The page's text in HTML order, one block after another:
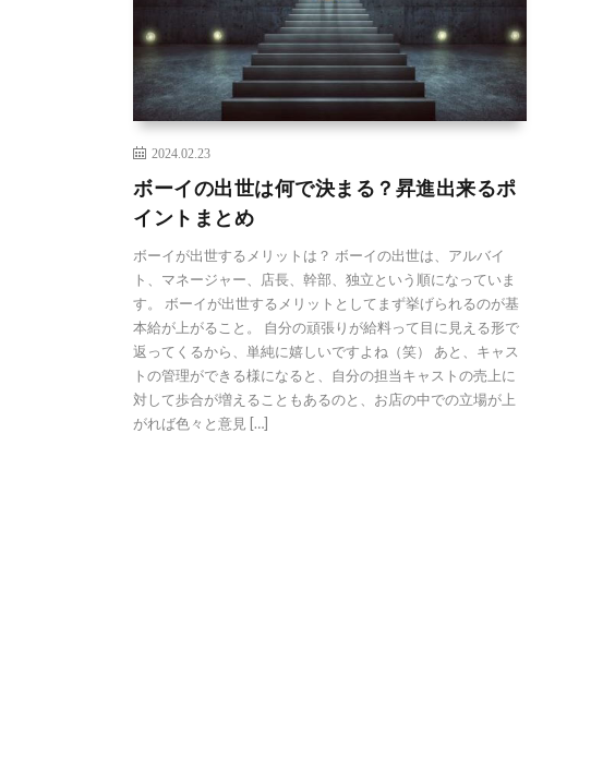
2024.02.23
ボーイの出世は何で決まる？昇進出来るポ
イントまとめ
ボーイが出世するメリットは？ ボーイの出世は、アルバイ
ト、マネージャー、店長、幹部、独立という順になっていま
す。 ボーイが出世するメリットとしてまず挙げられるのが基
本給が上がること。 自分の頑張りが給料って目に見える形で
返ってくるから、単純に嬉しいですよね（笑） あと、キャス
トの管理ができる様になると、自分の担当キャストの売上に
対して歩合が増えることもあるのと、お店の中での立場が上
がれば色々と意見 […]